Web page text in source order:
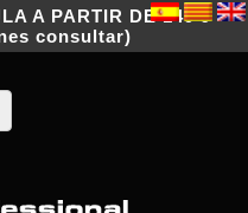
A PARTIR DE 149 €
consultar)